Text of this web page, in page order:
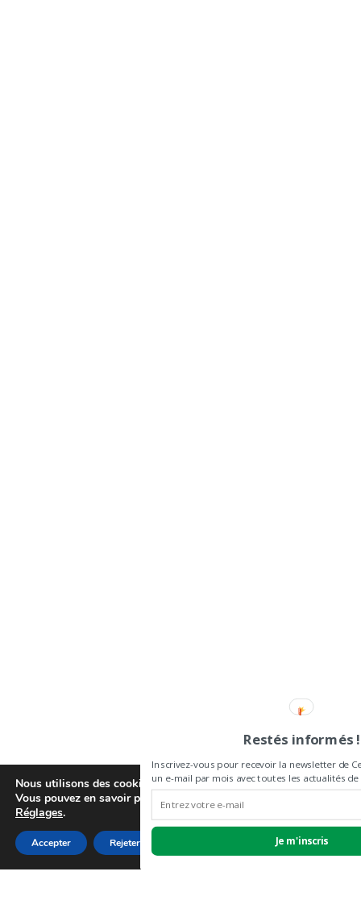
Nous utilisons des cookies pour vous offrir la meilleure expérience
Vous pouvez en savoir plus sur les cookies que nous utilisons ou
Réglages.
Accepter Rejeter
Restés informés !
Inscrivez-vous pour recevoir la newsletter de
un e-mail par mois avec toutes les actualités de
Je m'inscris